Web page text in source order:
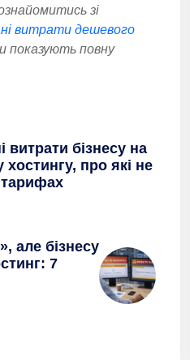
зі
витрати дешевого
показують повну
витрати бізнесу на
про які не
але бізнесу
7